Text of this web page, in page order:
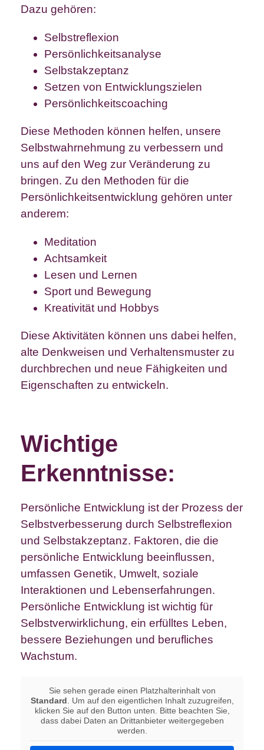
Dazu gehören:
Selbstreflexion
Persönlichkeitsanalyse
Selbstakzeptanz
Setzen von Entwicklungszielen
Persönlichkeitscoaching
Diese Methoden können helfen, unsere
Selbstwahrnehmung zu verbessern und
uns auf den Weg zur Veränderung zu
bringen. Zu den Methoden für die
Persönlichkeitsentwicklung gehören unter
anderem:
Meditation
Achtsamkeit
Lesen und Lernen
Sport und Bewegung
Kreativität und Hobbys
Diese Aktivitäten können uns dabei helfen,
alte Denkweisen und Verhaltensmuster zu
durchbrechen und neue Fähigkeiten und
Eigenschaften zu entwickeln.
Wichtige
Erkenntnisse:
Persönliche Entwicklung ist der Prozess der
Selbstverbesserung durch Selbstreflexion
und Selbstakzeptanz. Faktoren, die die
persönliche Entwicklung beeinflussen,
umfassen Genetik, Umwelt, soziale
Interaktionen und Lebenserfahrungen.
Persönliche Entwicklung ist wichtig für
Selbstverwirklichung, ein erfülltes Leben,
bessere Beziehungen und berufliches
Wachstum.
Sie sehen gerade einen Platzhalterinhalt von
Standard. Um auf den eigentlichen Inhalt zuzugreifen,
klicken Sie auf den Button unten. Bitte beachten Sie,
dass dabei Daten an Drittanbieter weitergegeben
werden.